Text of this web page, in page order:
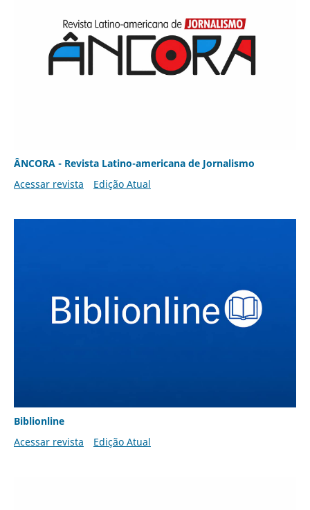
ÂNCORA - Revista Latino-americana de Jornalismo
Acessar revista
Edição Atual
Biblionline
Acessar revista
Edição Atual